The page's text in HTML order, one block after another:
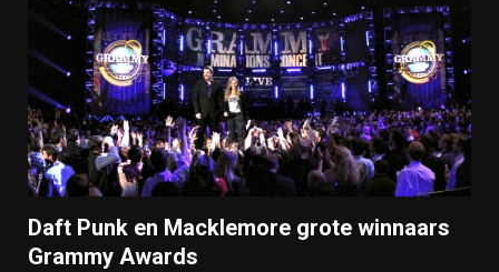
Daft Punk en Macklemore grote winnaars
Grammy Awards